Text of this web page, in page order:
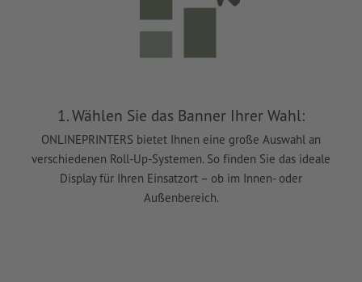
1. Wählen Sie das Banner Ihrer Wahl:
ONLINEPRINTERS bietet Ihnen eine große Auswahl an
verschiedenen Roll-Up-Systemen. So finden Sie das ideale
Display für Ihren Einsatzort – ob im Innen- oder
Außenbereich.